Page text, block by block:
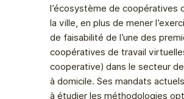
l’écosystème de coopératives
la ville, en plus de mener
de faisabilité de l’une des
coopératives de travail
cooperative) dans le secteur
à domicile. Ses mandats
à étudier les méthodologies